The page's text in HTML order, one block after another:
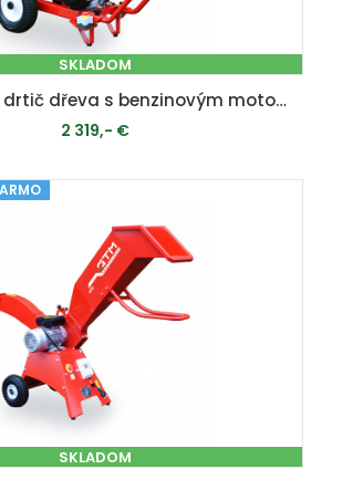
SKLADOM
GTS 900G - drtič dřeva s benzinovým motorem
2 319,- €
PRIDAŤ DO KOŠÍKA
SKLADOM